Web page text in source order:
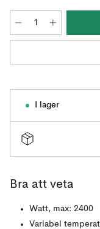
I lager
Bra att veta
Watt, max: 2400
Variabel